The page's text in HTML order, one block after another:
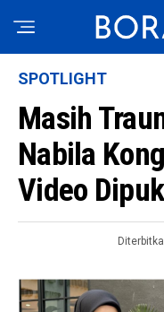
SPOTLIGHT
Masih
Nabila
Video